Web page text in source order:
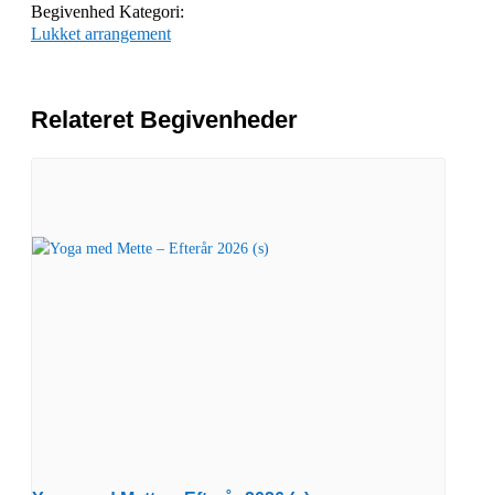
Begivenhed Kategori:
Lukket arrangement
Relateret Begivenheder